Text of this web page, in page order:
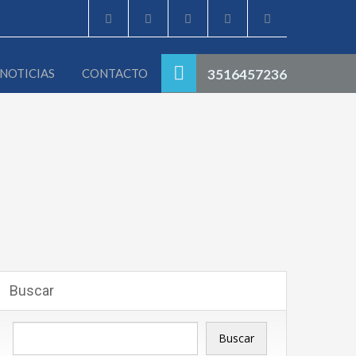
3516457236
NOTICIAS CONTACTO
Buscar
Buscar